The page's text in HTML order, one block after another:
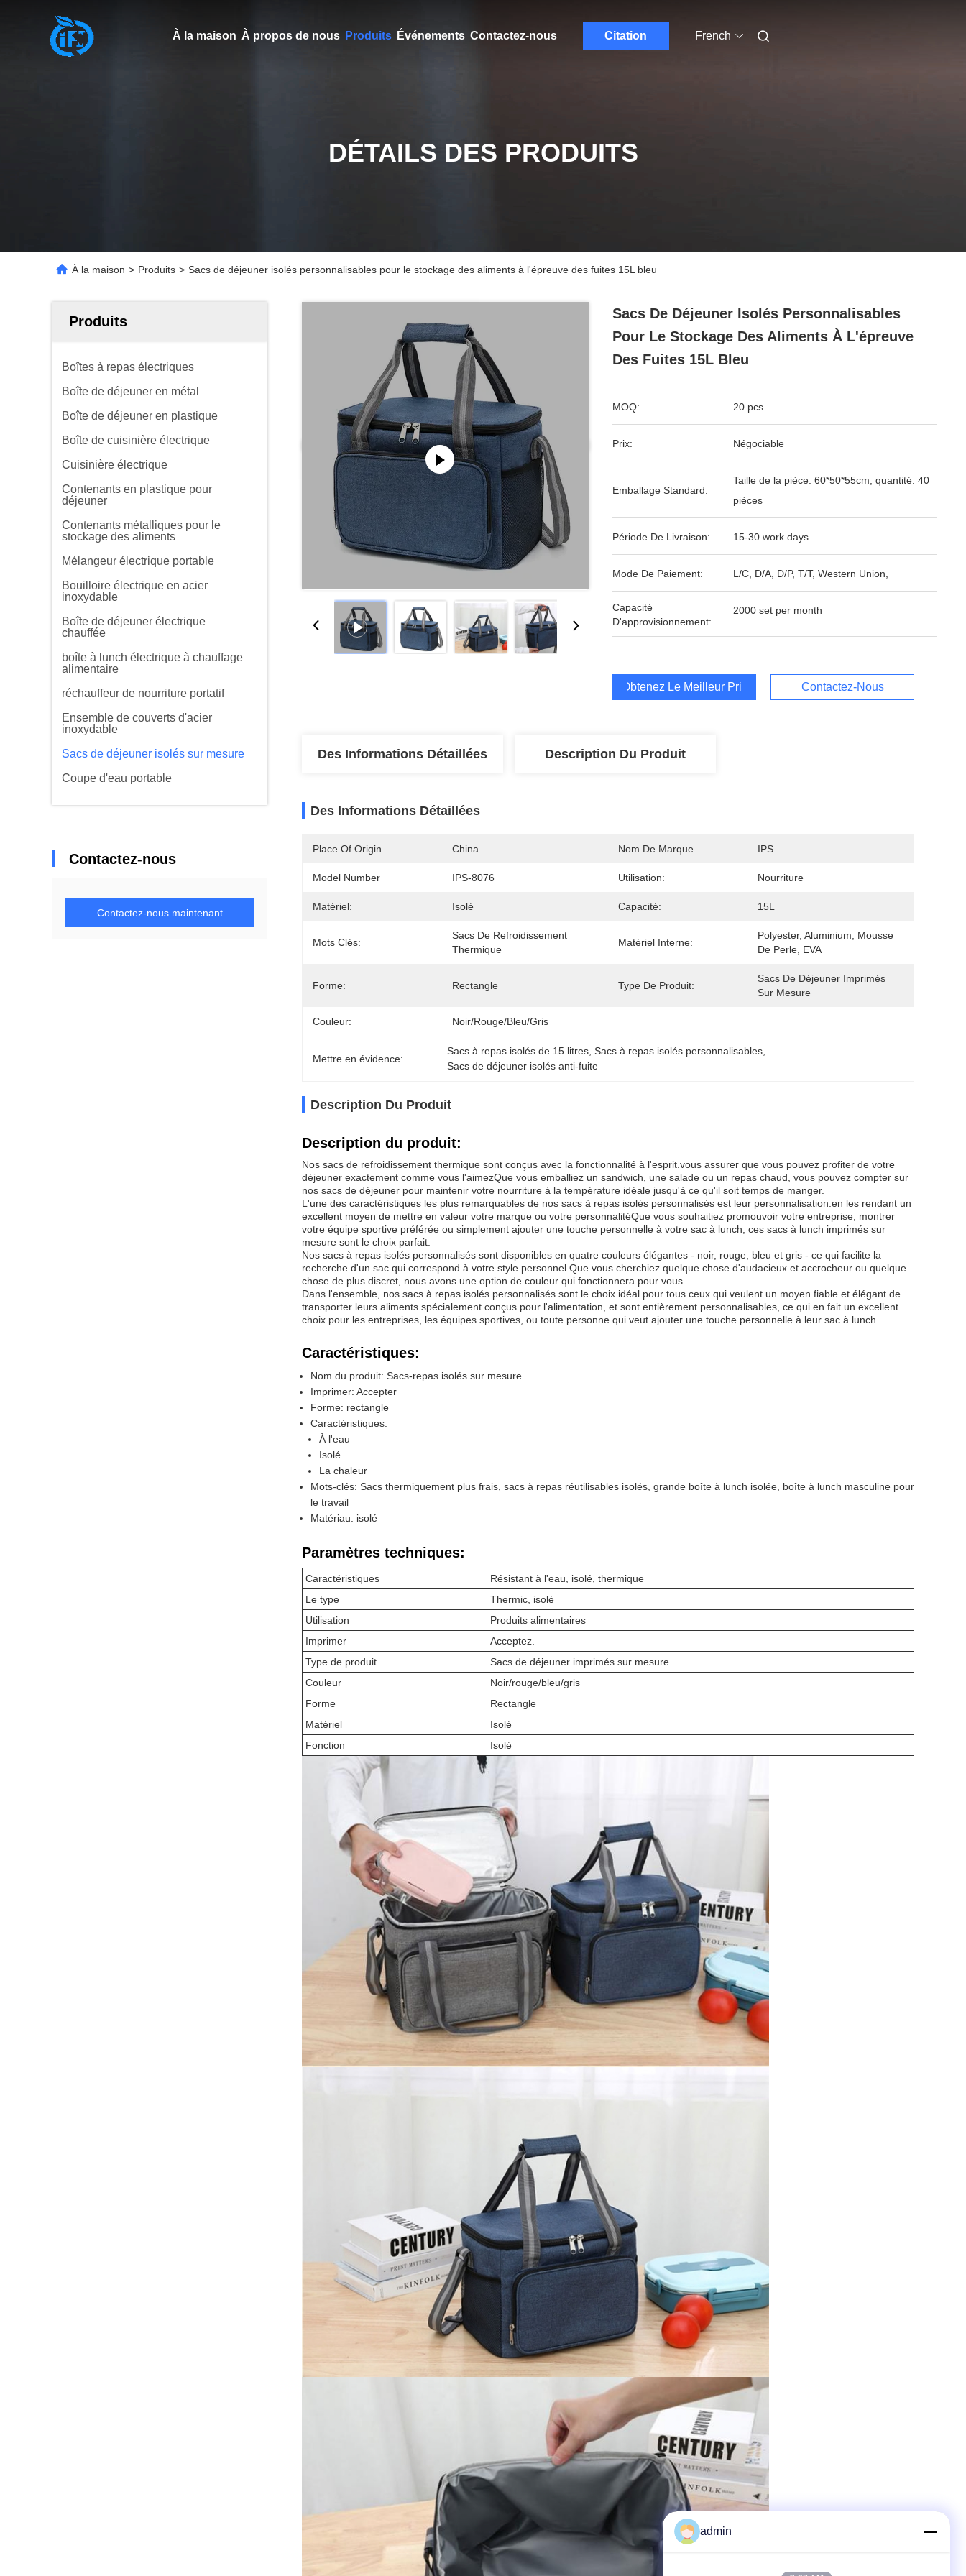
À la maison À propos de nous Produits Événements Contactez-nous Citation French
DÉTAILS DES PRODUITS
À la maison > Produits > Sacs de déjeuner isolés personnalisables pour le stockage des aliments à l'épreuve des fuites 15L bleu
Produits
Boîtes à repas électriques
Boîte de déjeuner en métal
Boîte de déjeuner en plastique
Boîte de cuisinière électrique
Cuisinière électrique
Contenants en plastique pour
déjeuner
Contenants métalliques pour le
stockage des aliments
Mélangeur électrique portable
Bouilloire électrique en acier
inoxydable
Boîte de déjeuner électrique
chauffée
boîte à lunch électrique à chauffage
alimentaire
réchauffeur de nourriture portatif
Ensemble de couverts d'acier
inoxydable
Sacs de déjeuner isolés sur mesure
Coupe d'eau portable
Contactez-nous
Contactez-nous maintenant
Sacs De Déjeuner Isolés Personnalisables
Pour Le Stockage Des Aliments À L'épreuve
Des Fuites 15L Bleu
MOQ: 20 pcs
Prix: Négociable
Emballage Standard:
Taille de la pièce: 60*50*55cm; quantité: 40
pièces
Période De Livraison: 15-30 work days
Mode De Paiement: L/C, D/A, D/P, T/T, Western Union,
Capacité
D'approvisionnement:
2000 set per month
Obtenez Le Meilleur Prix Contactez-Nous
Des Informations Détaillées Description Du Produit
Des Informations Détaillées
Place Of Origin China Nom De Marque IPS
Model Number IPS-8076 Utilisation: Nourriture
Matériel: Isolé Capacité: 15L
Mots Clés:
Sacs De Refroidissement
Thermique
Matériel Interne:
Polyester, Aluminium, Mousse
De Perle, EVA
Forme: Rectangle Type De Produit:
Sacs De Déjeuner Imprimés
Sur Mesure
Couleur: Noir/rouge/bleu/gris
Mettre en évidence:
Sacs à repas isolés de 15 litres , Sacs à repas isolés personnalisables
Sacs de déjeuner isolés anti-fuite
Description Du Produit
Description du produit:
Nos sacs de refroidissement thermique sont conçus avec la fonctionnalité à l'esprit.vous assurer que vous pouvez profiter de votre
déjeuner exactement comme vous l'aimezQue vous emballiez un sandwich, une salade ou un repas chaud, vous pouvez compter sur
nos sacs de déjeuner pour maintenir votre nourriture à la température idéale jusqu'à ce qu'il soit temps de manger.
L'une des caractéristiques les plus remarquables de nos sacs à repas isolés personnalisés est leur personnalisation.en les rendant un
excellent moyen de mettre en valeur votre marque ou votre personnalitéQue vous souhaitiez promouvoir votre entreprise, montrer
votre équipe sportive préférée ou simplement ajouter une touche personnelle à votre sac à lunch, ces sacs à lunch imprimés sur
mesure sont le choix parfait.
Nos sacs à repas isolés personnalisés sont disponibles en quatre couleurs élégantes - noir, rouge, bleu et gris - ce qui facilite la
recherche d'un sac qui correspond à votre style personnel.Que vous cherchiez quelque chose d'audacieux et accrocheur ou quelque
chose de plus discret, nous avons une option de couleur qui fonctionnera pour vous.
Dans l'ensemble, nos sacs à repas isolés personnalisés sont le choix idéal pour tous ceux qui veulent un moyen fiable et élégant de
transporter leurs aliments.spécialement conçus pour l'alimentation, et sont entièrement personnalisables, ce qui en fait un excellent
choix pour les entreprises, les équipes sportives, ou toute personne qui veut ajouter une touche personnelle à leur sac à lunch.
Caractéristiques:
Nom du produit: Sacs-repas isolés sur mesure
Imprimer: Accepter
Forme: rectangle
Caractéristiques:
À l'eau
Isolé
La chaleur
Mots-clés: Sacs thermiquement plus frais, sacs à repas réutilisables isolés, grande boîte à lunch isolée, boîte à lunch masculine pour
le travail
Matériau: isolé
Paramètres techniques:
Caractéristiques
Résistant à l'eau, isolé, thermique
Le type
Thermic, isolé
Utilisation
Produits alimentaires
Imprimer
Acceptez.
Type de produit
Sacs de déjeuner imprimés sur mesure
Couleur
Noir/rouge/bleu/gris
Forme
Rectangle
Matériel
Isolé
Fonction
Isolé
admin